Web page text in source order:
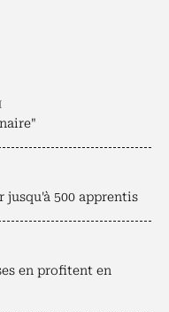
jusqu'à 500 apprentis
en profitent en